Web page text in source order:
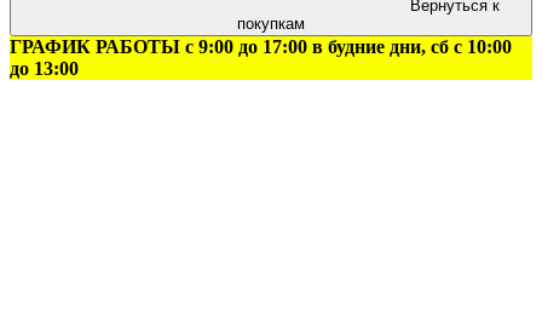
Вернуться к
покупкам
ГРАФИК РАБОТЫ с 9:00 до 17:00 в будние дни, сб с 10:00
до 13:00